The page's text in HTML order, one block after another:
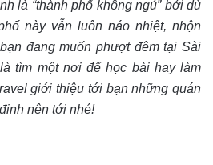
là “thành phố không ngủ” bởi dù
này vẫn luôn náo nhiệt, nhộn
đang muốn phượt đêm tại Sài
tìm một nơi để học bài hay làm
giới thiệu tới bạn những quán
nên tới nhé!